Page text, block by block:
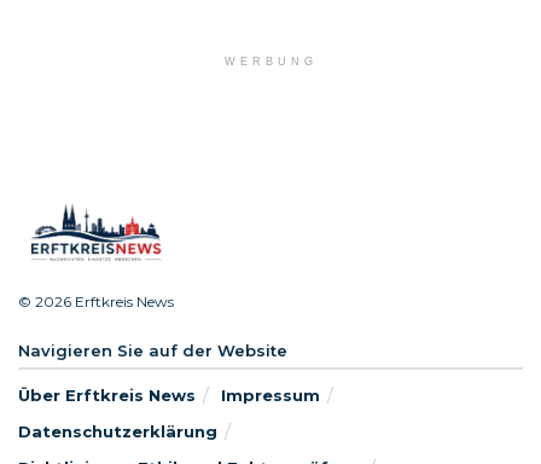
WERBUNG
© 2026 Erftkreis News
Navigieren Sie auf der Website
Über Erftkreis News
Impressum
Datenschutzerklärung